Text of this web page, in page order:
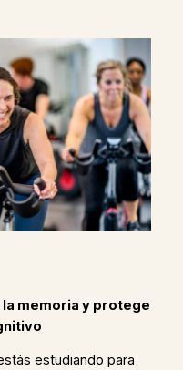
memoria y protege
estudiando para